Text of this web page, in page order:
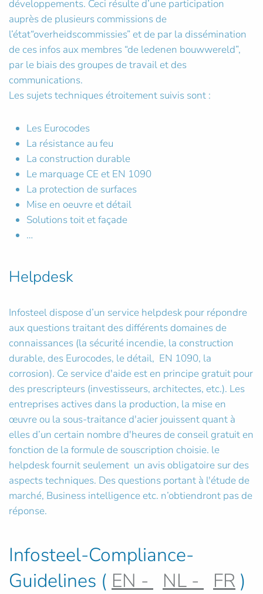
développements. Ceci résulte d’une participation
auprès de plusieurs commissions de
l’état“overheidscommissies” et de par la dissémination
de ces infos aux membres “de ledenen bouwwereld”,
par le biais des groupes de travail et des
communications.
Les sujets techniques étroitement suivis sont :
Les Eurocodes
La résistance au feu
La construction durable
Le marquage CE et EN 1090
La protection de surfaces
Mise en oeuvre et détail
Solutions toit et façade
…
Helpdesk
Infosteel dispose d’un service helpdesk pour répondre
aux questions traitant des différents domaines de
connaissances (la sécurité incendie, la construction
durable, des Eurocodes, le détail, EN 1090, la
corrosion). Ce service d'aide est en principe gratuit pour
des prescripteurs (investisseurs, architectes, etc.). Les
entreprises actives dans la production, la mise en
œuvre ou la sous-traitance d'acier jouissent quant à
elles d’un certain nombre d'heures de conseil gratuit en
fonction de la formule de souscription choisie. le
helpdesk fournit seulement un avis obligatoire sur des
aspects techniques. Des questions portant à l'étude de
marché, Business intelligence etc. n’obtiendront pas de
réponse.
Infosteel-Compliance-
Guidelines ( EN - NL - FR )